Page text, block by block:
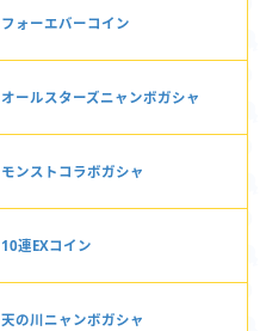
フォーエバーコイン
オールスターズニャンボガシャ
モンストコラボガシャ
10連EXコイン
天の川ニャンボガシャ